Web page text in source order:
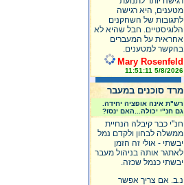
מטענים, היא רגישה
לתגובות של השחקנים
הלוגיסטיים. חבל שהיא לא
אחראית על המעברים
בהקשר למטענים.
Mary Rosenfeld
5/8/2026 11:51:11
מרד סוכנים במעבר
רש"ת אינה אופציה יחידה.
גם חנ"י יכולה...האם ינסו?
חנ"י כבר קיבלה הנחיית
ממשלה לבחון ולקדם נמל
יבשתי - אולי זה הזמן
לאתגר אותה בניהול מעבר
יבשתי כנמל שכזה.
נ.ב. אם צריך אפשר